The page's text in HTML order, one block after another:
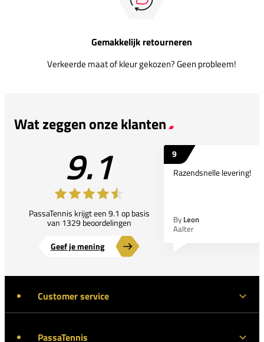
Gemakkelijk retourneren
Verkeerde maat of kleur gekozen? Geen probleem!
Wat zeggen onze klanten
9.1
PassaTennis krijgt een 9.1 op basis
van 1329 beoordelingen
Geef je mening
9
Razendsnelle levering!
By Leon
Aalter
Customer service
PassaTennis